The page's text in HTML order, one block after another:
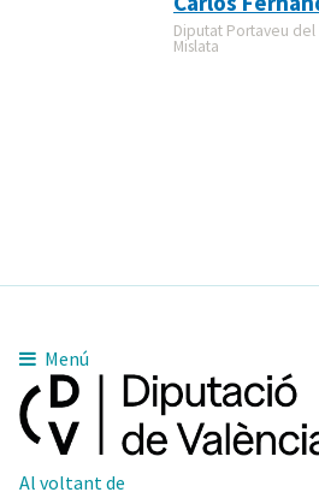
Diputat Portaveu
Mislata
Menú
Al voltant de